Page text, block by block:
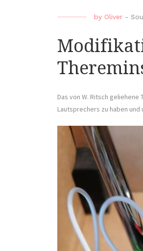
by Oliver -
Das von W. Ritsch
Lautsprechers zu haben